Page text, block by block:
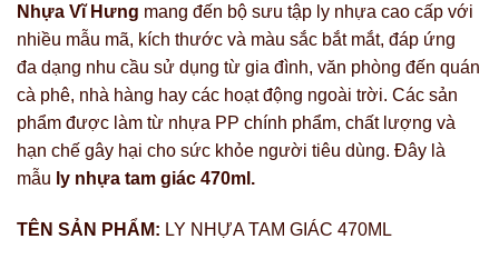
Nhựa Vĩ Hưng mang đến bộ sưu tập ly nhựa cao cấp với
nhiều mẫu mã, kích thước và màu sắc bắt mắt, đáp ứng
đa dạng nhu cầu sử dụng từ gia đình, văn phòng đến quán
cà phê, nhà hàng hay các hoạt động ngoài trời. Các sản
phẩm được làm từ nhựa PP chính phẩm, chất lượng và
hạn chế gây hại cho sức khỏe người tiêu dùng. Đây là
mẫu ly nhựa tam giác 470ml.
TÊN SẢN PHẨM: LY NHỰA TAM GIÁC 470ML